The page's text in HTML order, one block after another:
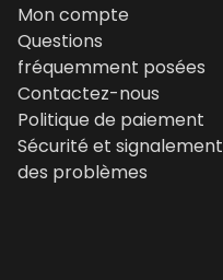
Mon compte
Questions
fréquemment posées
Contactez-nous
Politique de paiement
Sécurité et signalement
des problèmes